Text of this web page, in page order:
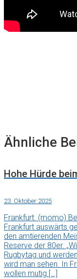
Ähnliche
Hohe Hürde
23. Oktober 2025
Frankfurt. (momo)
Frankfurt auswärts
den amtierenden
Reserve der 80er.
Rugbytag und
wird man sehen. In
wollen mutig […]